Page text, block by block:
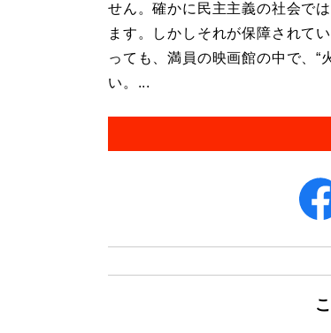
せん。確かに民主主義の社会で
ます。しかしそれが保障されて
っても、満員の映画館の中で、“
い。...